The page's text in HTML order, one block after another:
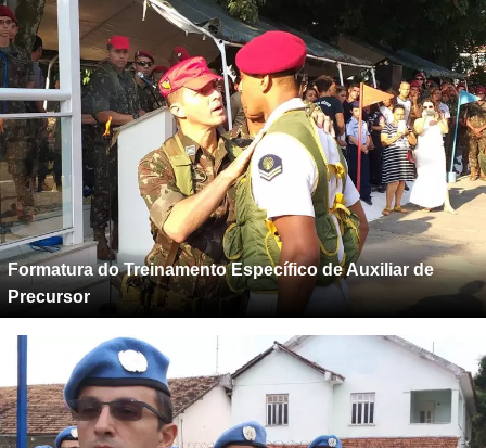
Formatura do Treinamento Específico de Auxiliar de
Precursor